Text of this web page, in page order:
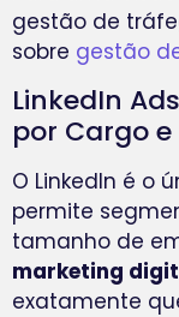
gestão de
sobre gestão
LinkedIn
por Cargo
O LinkedIn é o
permite
tamanho de
marketing
exatamente